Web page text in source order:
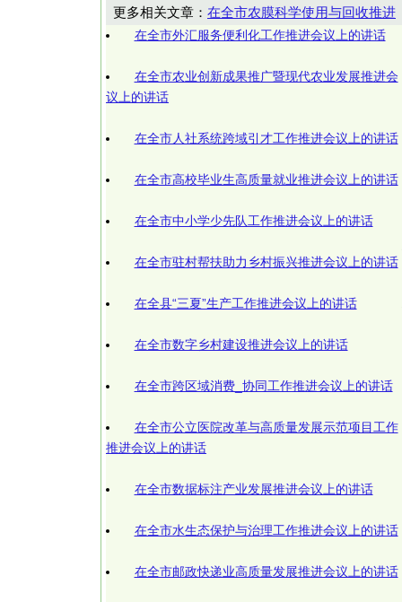
更多相关文章： 在全市农膜科学使用与回收推进
在全市外汇服务便利化工作推进会议上的讲话
在全市农业创新成果推广暨现代农业发展推进会
议上的讲话
在全市人社系统跨域引才工作推进会议上的讲话
在全市高校毕业生高质量就业推进会议上的讲话
在全市中小学少先队工作推进会议上的讲话
在全市驻村帮扶助力乡村振兴推进会议上的讲话
在全县“三夏”生产工作推进会议上的讲话
在全市数字乡村建设推进会议上的讲话
在全市跨区域消费_协同工作推进会议上的讲话
在全市公立医院改革与高质量发展示范项目工作
推进会议上的讲话
在全市数据标注产业发展推进会议上的讲话
在全市水生态保护与治理工作推进会议上的讲话
在全市邮政快递业高质量发展推进会议上的讲话